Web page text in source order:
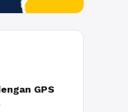
GPS